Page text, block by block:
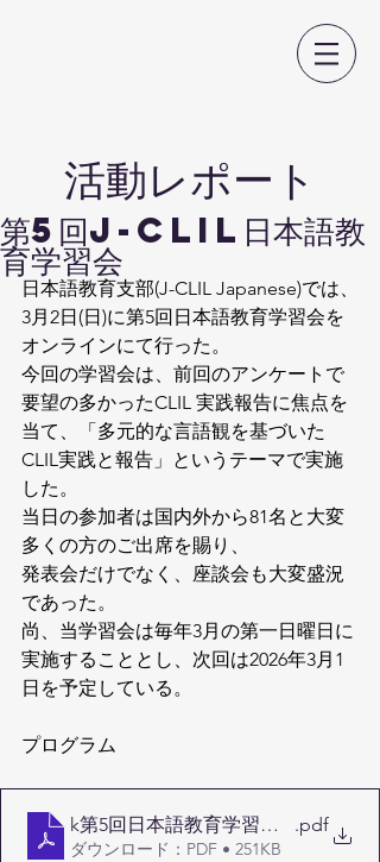
​活動レポート
第5回J-CLIL日本語教
育学習会
日本語教育支部(J-CLIL Japanese)では、
3月2日(日)に第5回日本語教育学習会を
オンラインにて行った。
今回の学習会は、前回のアンケートで
要望の多かったCLIL 実践報告に焦点を
当て、「多元的な言語観を基づいた
CLIL実践と報告」というテーマで実施
した。
当日の参加者は国内外から81名と大変
多くの方のご出席を賜り、
発表会だけでなく、座談会も大変盛況
であった。
尚、当学習会は毎年3月の第一日曜日に
実施することとし、次回は2026年3月1
日を予定している。
プログラム
k第5回日本語教育学習会ポスター
.pdf
ダウンロード：PDF • 251KB